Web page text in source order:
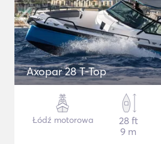
Axopar 28 T-Top
Łódź motorowa
28 ft
9 m